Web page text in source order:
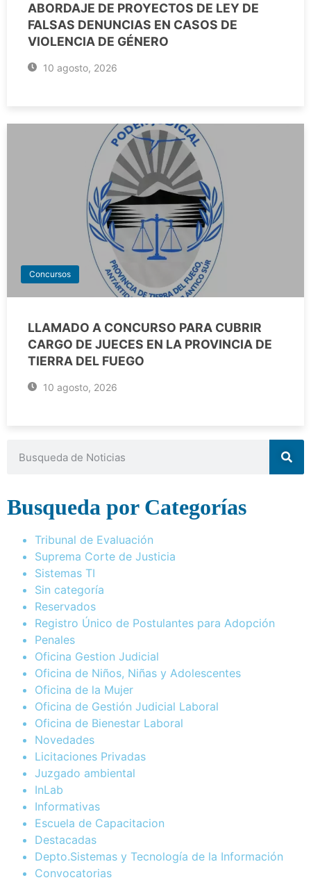
ABORDAJE DE PROYECTOS DE LEY DE
FALSAS DENUNCIAS EN CASOS DE
VIOLENCIA DE GÉNERO
10 agosto, 2026
Concursos
LLAMADO A CONCURSO PARA CUBRIR
CARGO DE JUECES EN LA PROVINCIA DE
TIERRA DEL FUEGO
10 agosto, 2026
Busqueda por Categorías
Tribunal de Evaluación
Suprema Corte de Justicia
Sistemas TI
Sin categoría
Reservados
Registro Único de Postulantes para Adopción
Penales
Oficina Gestion Judicial
Oficina de Niños, Niñas y Adolescentes
Oficina de la Mujer
Oficina de Gestión Judicial Laboral
Oficina de Bienestar Laboral
Novedades
Licitaciones Privadas
Juzgado ambiental
InLab
Informativas
Escuela de Capacitacion
Destacadas
Depto.Sistemas y Tecnología de la Información
Convocatorias